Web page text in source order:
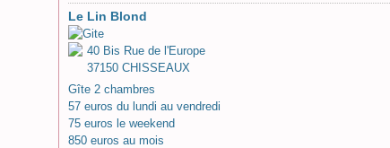
Le Lin Blond
40 Bis Rue de l'Europe
37150 CHISSEAUX
Gîte 2 chambres
57 euros du lundi au vendredi
75 euros le weekend
850 euros au mois